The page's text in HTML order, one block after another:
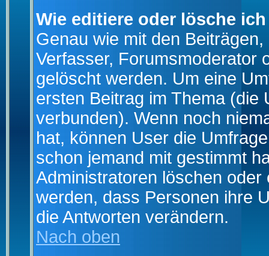
Wie editiere oder lösche
Genau wie mit den
Verfasser, Forumsmoderator
gelöscht werden. Um eine
ersten Beitrag im Thema (die
verbunden). Wenn noch
hat, können User die
schon jemand mit gestimmt
Administratoren löschen
werden, dass Personen ihre
die Antworten verändern.
Nach oben